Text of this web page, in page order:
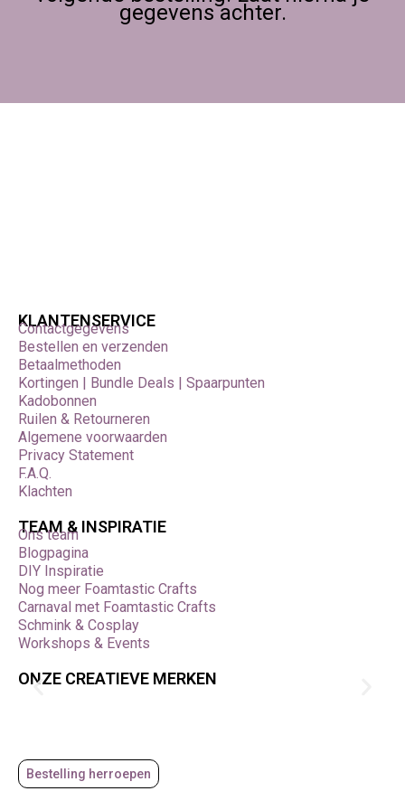
gegevens achter.
KLANTENSERVICE
Contactgegevens
Bestellen en verzenden
Betaalmethoden
Kortingen | Bundle Deals | Spaarpunten
Kadobonnen
Ruilen & Retourneren
Algemene voorwaarden
Privacy Statement
F.A.Q.
Klachten
TEAM & INSPIRATIE
Ons team
Blogpagina
DIY Inspiratie
Nog meer Foamtastic Crafts
Carnaval met Foamtastic Crafts
Schmink & Cosplay
Workshops & Events
ONZE CREATIEVE MERKEN
Bestelling herroepen